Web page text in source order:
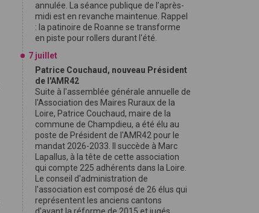
annulée. La séance publique de l’après-
midi est en revanche maintenue. Rappel
: la patinoire de Roanne se transforme
en piste pour rollers durant l'été.
7 juillet
Patrice Couchaud, nouveau Président
de l'AMR42
Suite à l'assemblée générale annuelle de
l'Association des Maires Ruraux de la
Loire, Patrice Couchaud, maire de la
commune de Champdieu, a été élu au
poste de Président de l'AMR42 pour le
mandat 2026-2033. Il succède à Marc
Lapallus, à la tête de cette association
qui compte 225 adhérents dans la Loire.
Le conseil d'administration de
l'association est composé de 26 élus qui
représentent les anciens cantons